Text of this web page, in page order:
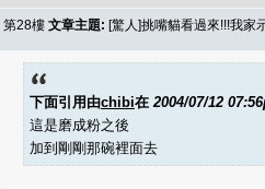
第28樓 文章主題: [驚人]挑嘴貓看過來!!!我家
下面引用由chibi在 2004/07/12
這是磨成粉之後
加到剛剛那碗裡面去